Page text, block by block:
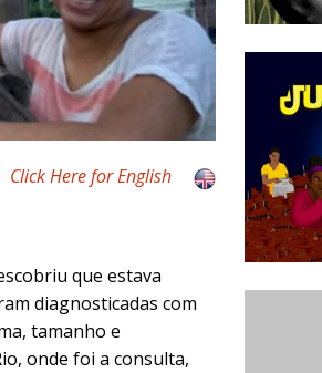
Click Here for English
que estava
diagnosticadas com
tamanho e
onde foi a consulta,